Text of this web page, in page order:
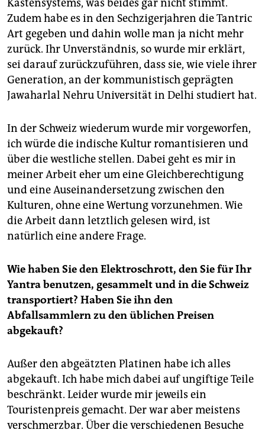
Kastensystems, was beides gar nicht stimmt.
Zudem habe es in den Sechzigerjahren die Tantric
Art gegeben und dahin wolle man ja nicht mehr
zurück. Ihr Unverständnis, so wurde mir erklärt,
sei darauf zurückzuführen, dass sie, wie viele ihrer
Generation, an der kommunistisch geprägten
Jawaharlal Nehru Universität in Delhi studiert hat.
In der Schweiz wiederum wurde mir vorgeworfen,
ich würde die indische Kultur romantisieren und
über die westliche stellen. Dabei geht es mir in
meiner Arbeit eher um eine Gleichberechtigung
und eine Auseinandersetzung zwischen den
Kulturen, ohne eine Wertung vorzunehmen. Wie
die Arbeit dann letztlich gelesen wird, ist
natürlich eine andere Frage.
Wie haben Sie den Elektroschrott, den Sie für Ihr
Yantra benutzen, gesammelt und in die Schweiz
transportiert? Haben Sie ihn den
Abfallsammlern zu den üblichen Preisen
abgekauft?
Außer den abgeätzten Platinen habe ich alles
abgekauft. Ich habe mich dabei auf ungiftige Teile
beschränkt. Leider wurde mir jeweils ein
Touristenpreis gemacht. Der war aber meistens
verschmerzbar. Über die verschiedenen Besuche